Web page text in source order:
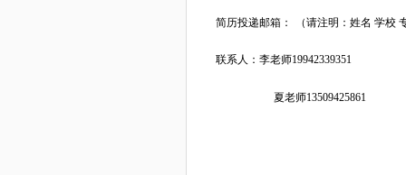
简历投递邮箱 ： （请注明：姓名 学校
联系人：李老师19942339351
夏老师13509425861